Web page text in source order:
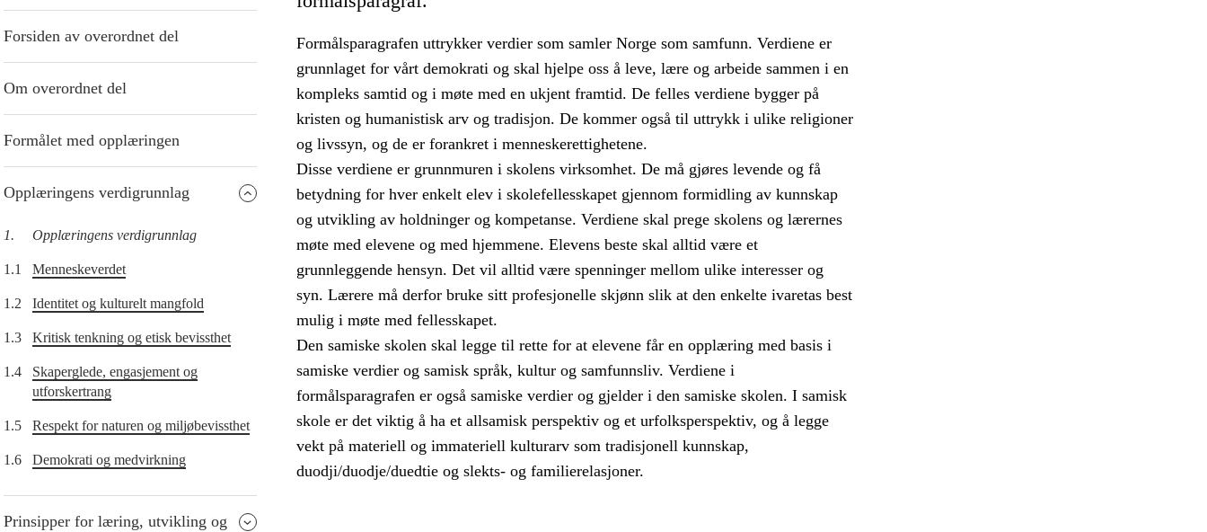
Forsiden av overordnet del
Om overordnet del
Formålet med opplæringen
Opplæringens verdigrunnlag
1. Opplæringens verdigrunnlag
1.1 Menneskeverdet
1.2 Identitet og kulturelt mangfold
1.3 Kritisk tenkning og etisk bevissthet
1.4
Skaperglede, engasjement og
utforskertrang
1.5 Respekt for naturen og miljøbevissthet
1.6 Demokrati og medvirkning
Prinsipper for læring, utvikling og
Formålsparagrafen uttrykker verdier som samler Norge som samfunn. Verdiene er
grunnlaget for vårt demokrati og skal hjelpe oss å leve, lære og arbeide sammen i en
kompleks samtid og i møte med en ukjent framtid. De felles verdiene bygger på
kristen og humanistisk arv og tradisjon. De kommer også til uttrykk i ulike religioner
og livssyn, og de er forankret i menneskerettighetene.
Disse verdiene er grunnmuren i skolens virksomhet. De må gjøres levende og få
betydning for hver enkelt elev i skolefellesskapet gjennom formidling av kunnskap
og utvikling av holdninger og kompetanse. Verdiene skal prege skolens og lærernes
møte med elevene og med hjemmene. Elevens beste skal alltid være et
grunnleggende hensyn. Det vil alltid være spenninger mellom ulike interesser og
syn. Lærere må derfor bruke sitt profesjonelle skjønn slik at den enkelte ivaretas best
mulig i møte med fellesskapet.
Den samiske skolen skal legge til rette for at elevene får en opplæring med basis i
samiske verdier og samisk språk, kultur og samfunnsliv. Verdiene i
formålsparagrafen er også samiske verdier og gjelder i den samiske skolen. I samisk
skole er det viktig å ha et allsamisk perspektiv og et urfolksperspektiv, og å legge
vekt på materiell og immateriell kulturarv som tradisjonell kunnskap,
duodji/duodje/duedtie og slekts- og familierelasjoner.